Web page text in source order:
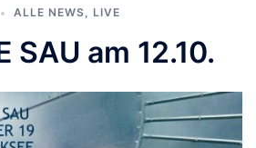
ALLE NEWS, LIVE
SAU am 12.10.